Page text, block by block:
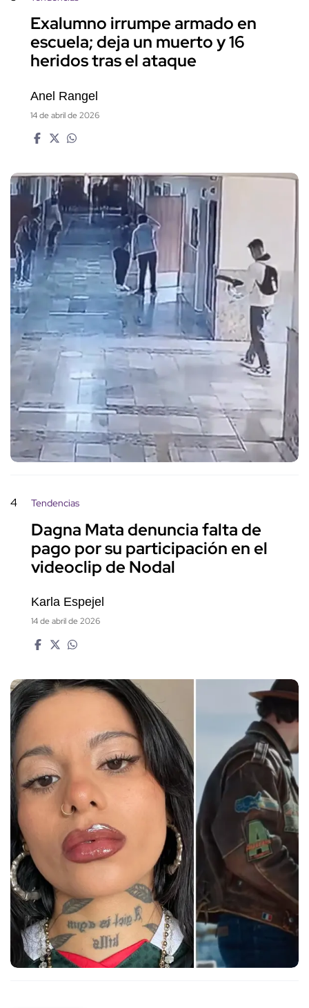
Exalumno irrumpe armado en
escuela; deja un muerto y 16
heridos tras el ataque
Anel Rangel
14 de abril de 2026
4 Tendencias
Dagna Mata denuncia falta de
pago por su participación en el
videoclip de Nodal
Karla Espejel
14 de abril de 2026